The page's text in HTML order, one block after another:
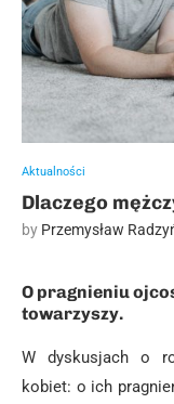
Aktualności
Dlaczego
by Przemysław
O pragnieniu
towarzyszy.
W dyskusjach o
kobiet: o ich